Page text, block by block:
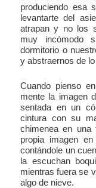
produciendo esa
levantarte del
atrapan y no los
muy incómodo
dormitorio o
y abstraernos de
Cuando pienso
mente la imagen
sentada en un
cintura con su
chimenea en
propia imagen
contándole un
la escuchan
mientras fuera se
algo de nieve.